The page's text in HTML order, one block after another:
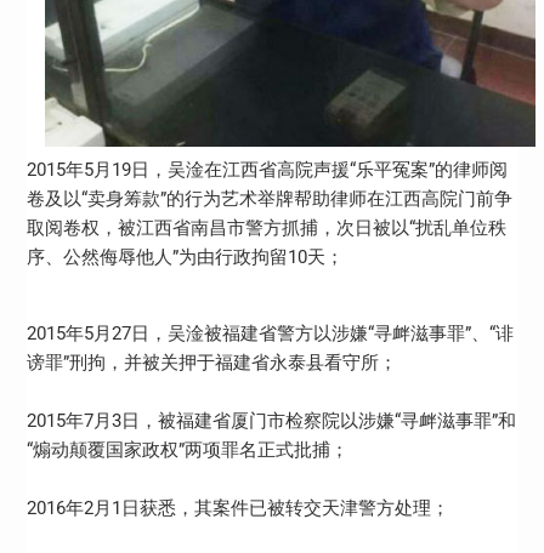
2015年5月19日，吴淦在江西省高院声援“乐平冤案”的律师阅
卷及以“卖身筹款”的行为艺术举牌帮助律师在江西高院门前争
取阅卷权，被江西省南昌市警方抓捕，次日被以“扰乱单位秩
序、公然侮辱他人”为由行政拘留10天；
2015年5月27日，吴淦被福建省警方以涉嫌“寻衅滋事罪”、“诽
谤罪”刑拘，并被关押于福建省永泰县看守所；
2015年7月3日，被福建省厦门市检察院以涉嫌“寻衅滋事罪”和
“煽动颠覆国家政权”两项罪名正式批捕；
2016年2月1日获悉，其案件已被转交天津警方处理；